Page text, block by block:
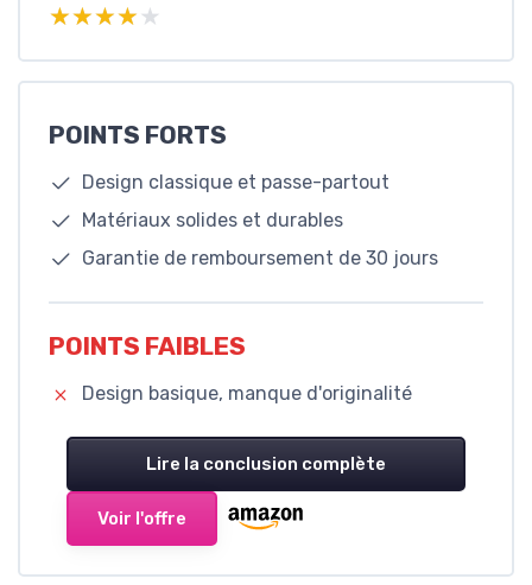
★★★★★
★★★★★
POINTS FORTS
Design classique et passe-partout
Matériaux solides et durables
Garantie de remboursement de 30 jours
POINTS FAIBLES
Design basique, manque d'originalité
Lire la conclusion complète
Voir l'offre